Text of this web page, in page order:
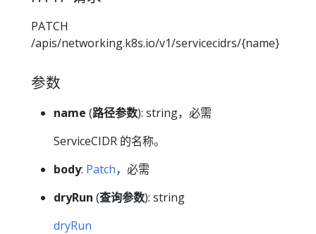
PATCH
/apis/networking.k8s.io/v1/servicecidrs/{name}
参数
name (路径参数): string，必需
ServiceCIDR 的名称。
body: Patch，必需
dryRun (查询参数): string
dryRun